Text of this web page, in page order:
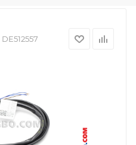
DE512557